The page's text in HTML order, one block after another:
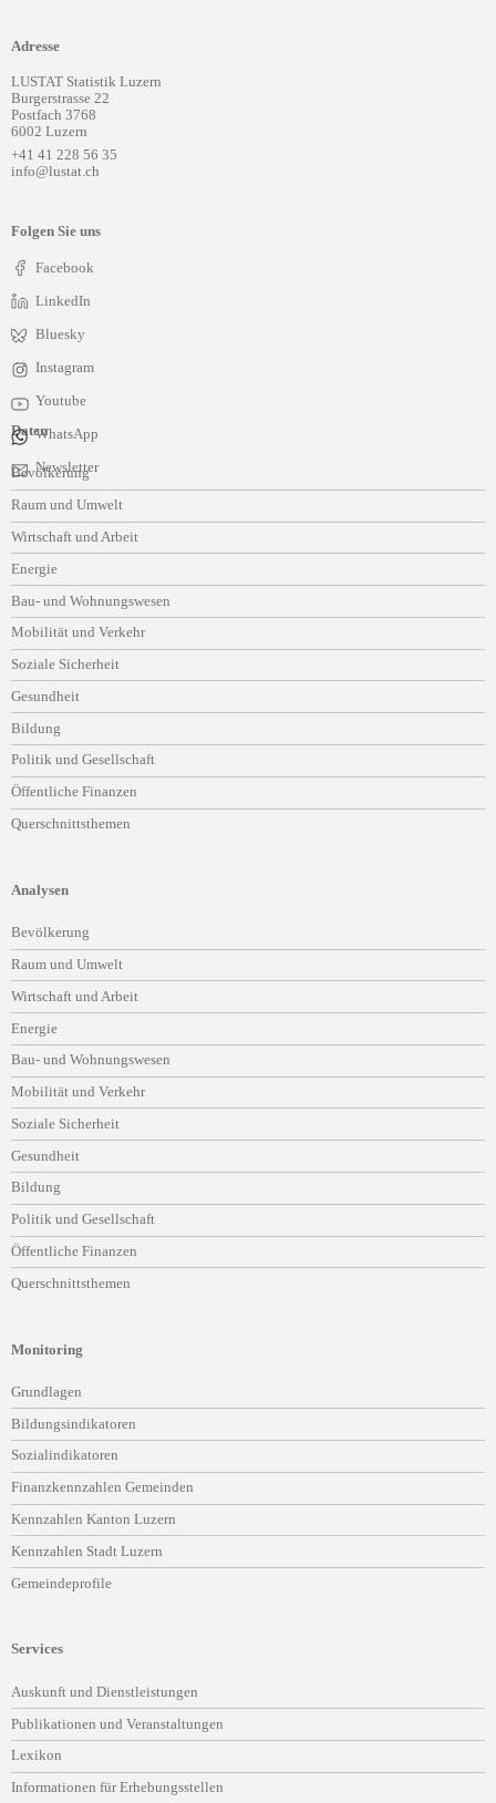
Adresse
LUSTAT Statistik Luzern
Burgerstrasse 22
Postfach 3768
6002 Luzern
+41 41 228 56 35
info@lustat.ch
Folgen Sie uns
Facebook
LinkedIn
Bluesky
Instagram
Youtube
WhatsApp
Newsletter
Daten
Navigation
überspringen
Bevölkerung
Raum und Umwelt
Wirtschaft und Arbeit
Energie
Bau- und Wohnungswesen
Mobilität und Verkehr
Soziale Sicherheit
Gesundheit
Bildung
Politik und Gesellschaft
Öffentliche Finanzen
Querschnittsthemen
Analysen
Navigation
überspringen
Bevölkerung
Raum und Umwelt
Wirtschaft und Arbeit
Energie
Bau- und Wohnungswesen
Mobilität und Verkehr
Soziale Sicherheit
Gesundheit
Bildung
Politik und Gesellschaft
Öffentliche Finanzen
Querschnittsthemen
Monitoring
Navigation
überspringen
Grundlagen
Bildungsindikatoren
Sozialindikatoren
Finanzkennzahlen Gemeinden
Kennzahlen Kanton Luzern
Kennzahlen Stadt Luzern
Gemeindeprofile
Services
Navigation
überspringen
Auskunft und Dienstleistungen
Publikationen und Veranstaltungen
Lexikon
Informationen für Erhebungsstellen